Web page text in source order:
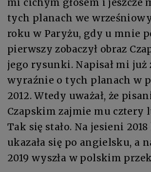
mi cichym głosem i jeszcze
tych planach we
roku w Paryżu, gdy u mnie
pierwszy zobaczył obraz
jego rysunki. Napisał mi już
wyraźnie o tych planach w
2012. Wtedy uważał, że
Czapskim zajmie mu cztery
Tak się stało. Na jesieni
ukazała się po angielsku, a
2019 wyszła w polskim